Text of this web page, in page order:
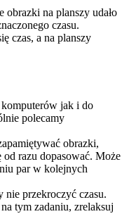
obrazki na planszy udało
czasu.
czas, a na planszy
jak i do
polecamy
obrazki,
od razu dopasować. Może
par w kolejnych
nie przekroczyć czasu.
tym zadaniu, zrelaksuj